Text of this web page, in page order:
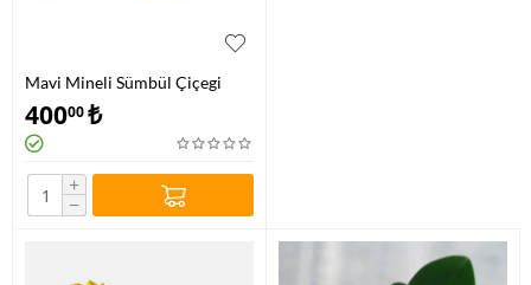
Mavi Mineli Sümbül Çiçegi
40000₺
+
−